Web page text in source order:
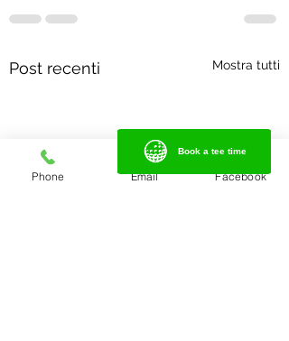
Post recenti Mostra tutti
Phone Email Facebook
Book a tee time
Book a tee time